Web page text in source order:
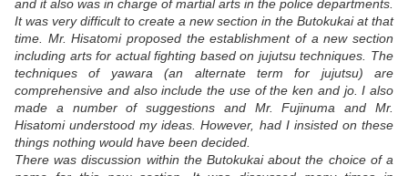
and it also was in charge of martial arts in the police departments.
It was very difficult to create a new section in the Butokukai at that
time. Mr. Hisatomi proposed the establishment of a new section
including arts for actual fighting based on jujutsu techniques. The
techniques of yawara (an alternate term for jujutsu) are
comprehensive and also include the use of the ken and jo. I also
made a number of suggestions and Mr. Fujinuma and Mr.
Hisatomi understood my ideas. However, had I insisted on these
things nothing would have been decided.
There was discussion within the Butokukai about the choice of a